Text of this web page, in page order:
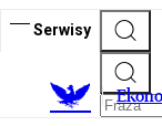
Serwisy